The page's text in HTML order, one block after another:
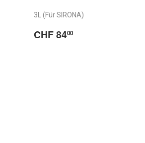
3L (Für SIRONA)
Normaler
Preis
CHF 8400